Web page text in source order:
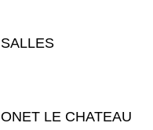
LE CHATEAU